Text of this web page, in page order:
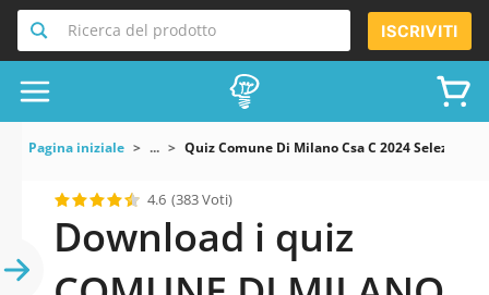
Ricerca del prodotto ISCRIVITI
Pagina iniziale ... Quiz Comune Di Milano Csa C 2024 Selezione
4.6 (383 Voti)
Download i quiz